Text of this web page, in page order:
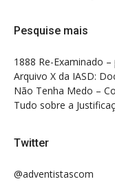
Pesquise mais
1888 Re-Examinado
Arquivo X da IASD:
Não Tenha Medo –
Tudo sobre a
Twitter
@adventistascom